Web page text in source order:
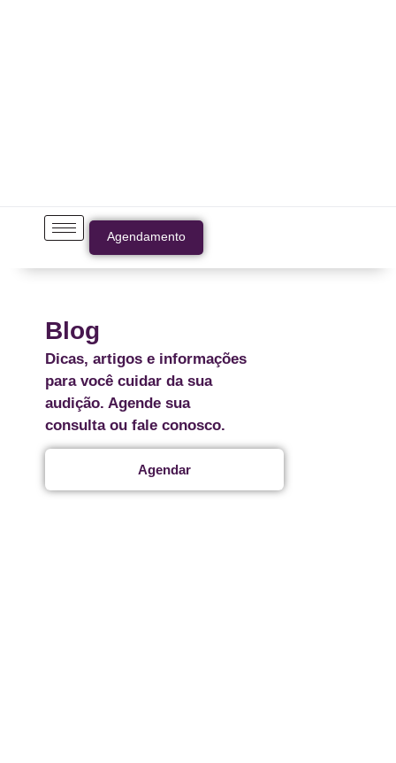
Agendamento
Blog
Dicas, artigos e informações
para você cuidar da sua
audição. Agende sua
consulta ou fale conosco.
Agendar